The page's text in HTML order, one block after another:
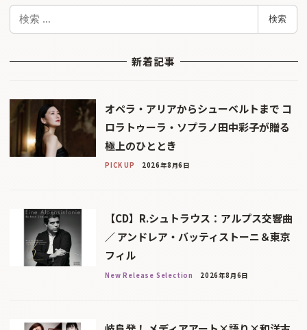
検
検索
新着記事
オペラ・アリアからシューベルトまで コ
ロラトゥーラ・ソプラノ田中彩子が贈る
極上のひととき
PICK UP 2026年8月6日
【CD】R.シュトラウス：アルプス交響曲
／ アンドレア・バッティストーニ＆東京
フィル
New Release Selection 2026年8月6日